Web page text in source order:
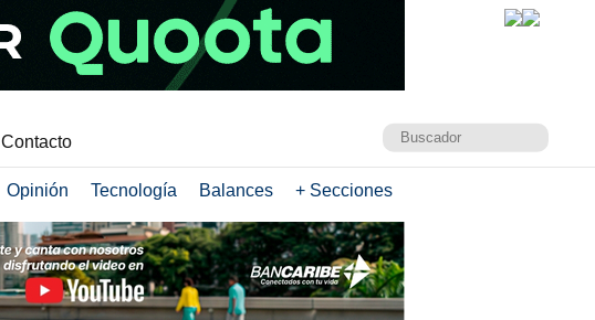
Contacto
Opinión Tecnología Balances + Secciones